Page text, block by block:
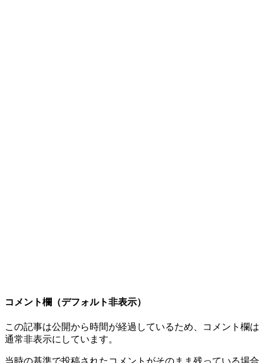
コメント欄（デフォルト非表示）
この記事は公開から時間が経過しているため、コメント欄は
通常非表示にしています。